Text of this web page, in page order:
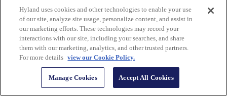
Herramientas modernas de desarrollo de aplicaciones
Utilice las herramientaslow-codede Hyland y el conjunto de
automatización del diseño de procesos habilitado por IA para
proporcionar la agilidad necesaria para crear experiencias de usuario
atractivas más rápido que la ECM tradicional.
Hyland uses cookies and other technologies to enable your use
of our site, analyze site usage, personalize content, and assist in
our marketing efforts. These technologies may record your
interactions with our site, including your searches, and share
them with our marketing, analytics, and other trusted partners.
For more details view our Cookie Policy.
Manage Cookies Accept All Cookies